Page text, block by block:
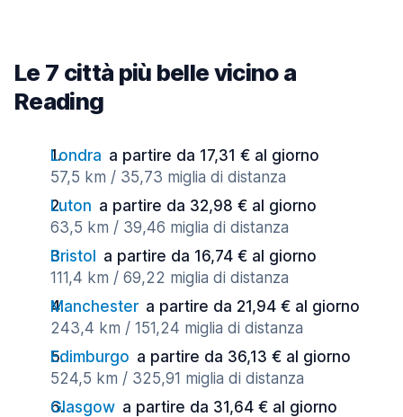
Le 7 città più belle vicino a
Reading
Londra a partire da 17,31 € al giorno
57,5 km / 35,73 miglia di distanza
Luton a partire da 32,98 € al giorno
63,5 km / 39,46 miglia di distanza
Bristol
a partire da 16,74 € al giorno
111,4 km / 69,22 miglia di distanza
Manchester a partire da 21,94 € al giorno
243,4 km / 151,24 miglia di distanza
Edimburgo a partire da 36,13 € al giorno
524,5 km / 325,91 miglia di distanza
Glasgow a partire da 31,64 € al giorno